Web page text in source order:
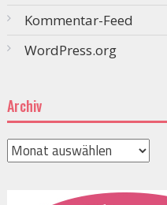
Kommentar-Feed
WordPress.org
Archiv
Archiv